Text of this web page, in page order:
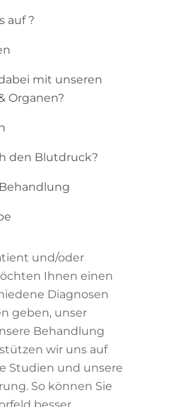
auf ?
mit unseren
Organen?
den Blutdruck?
und/oder
Ihnen einen
Diagnosen
geben, unser
Behandlung
wir uns auf
Studien und unsere
So können Sie